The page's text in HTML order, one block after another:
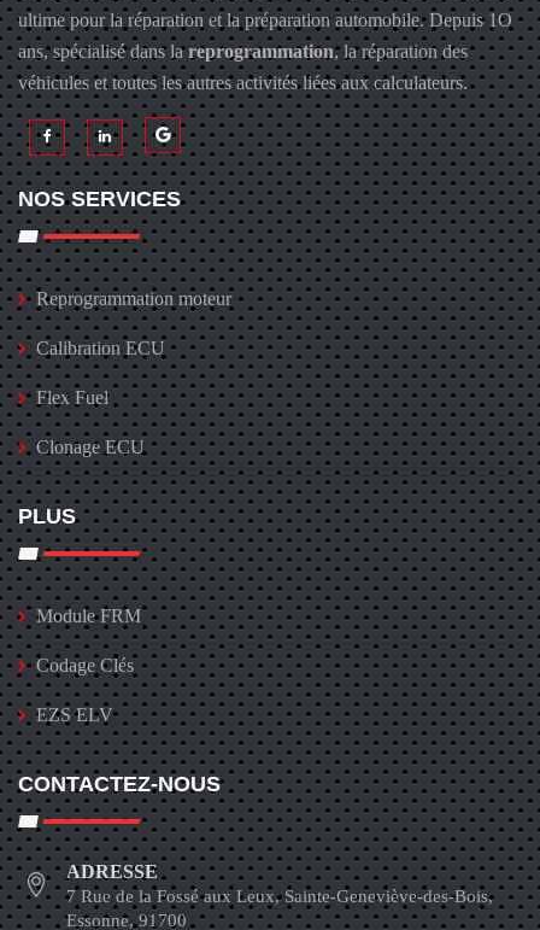
ultime pour la réparation et la préparation automobile. Depuis 1O
ans, spécialisé dans lareprogrammation, la réparation des
véhicules et toutes les autres activités liées aux calculateurs.
NOS SERVICES
Reprogrammation moteur
Calibration ECU
Flex Fuel
Clonage ECU
PLUS
Module FRM
Codage Clés
EZS ELV
CONTACTEZ-NOUS
ADRESSE
7 Rue de la Fossé aux Leux, Sainte-Geneviève-des-Bois,
Essonne, 91700